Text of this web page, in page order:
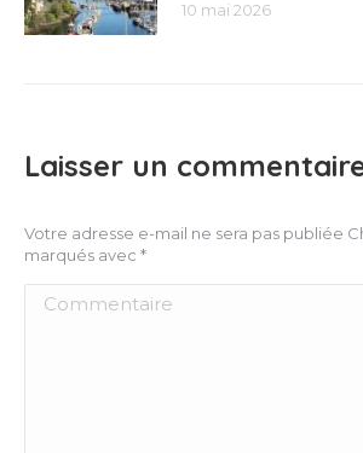
10 mai 2026
Laisser un
Votre adresse e-mail ne sera pas publiée
marqués avec *
Commentaire